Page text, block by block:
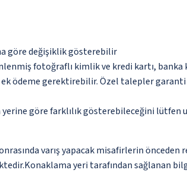
göre değişiklik gösterebilir
fotoğraflı kimlik ve kredi kartı,
ek ödeme gerektirebilir. Özel talepler
göre farklılık gösterebileceğini
varış yapacak misafirlerin
yeri tarafından sağlanan